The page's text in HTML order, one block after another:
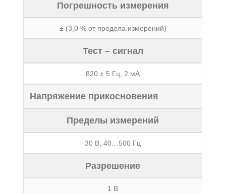
Погрешность измерения
± (3,0 % от предела измерений)
Тест – сигнал
820 ± 5 Гц, 2 мА
Напряжение прикосновения
Пределы измерений
30 В, 40…500 Гц
Разрешение
1 В